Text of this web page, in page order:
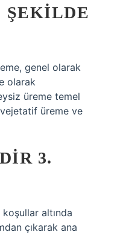
genel olarak
olarak
üreme temel
üreme ve
3.
altında
çıkarak ana